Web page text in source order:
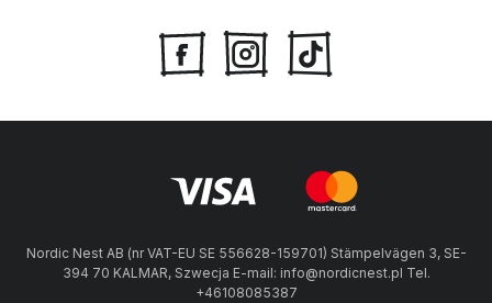
Nordic Nest AB (nr VAT-EU SE 556628-159701) Stämpelvägen 3, SE-
394 70 KALMAR, Szwecja E-mail: info@nordicnest.pl Tel.
+46108085387